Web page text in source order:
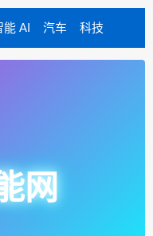
能 AI 汽车 科技
网